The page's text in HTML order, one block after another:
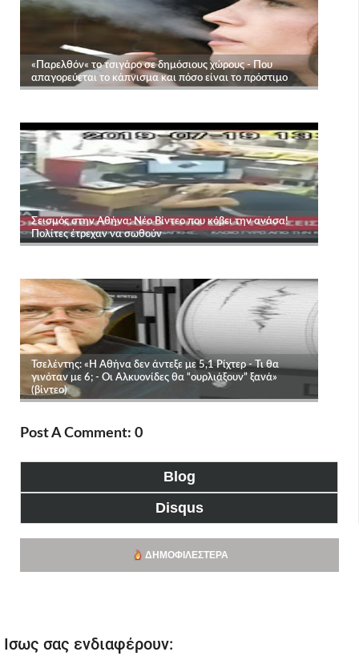
Post A Comment: 0
Blog
Disqus
ΔΗΜΟΦΙΛΈΣΤΕΡΑ